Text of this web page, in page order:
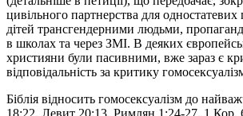
цивільного партнерства для
дітей трансгендерними людьми,
в школах та через ЗМІ. В деяких
християни були пасивними, вже зараз є
відповідальність за критику
Біблія відносить гомосексуалізм до
18:22, Левит 20:13, Римлян 1:24-27, 1